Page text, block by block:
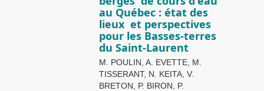
au Québec : état des
lieux et perspectives
pour les Basses-terres
du Saint-Laurent
M. POULIN, A. EVETTE, M.
TISSERANT, N. KEITA, V.
BRETON, P. BIRON, P.